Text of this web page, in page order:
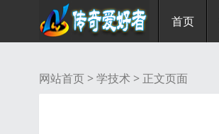
首页
网站首页 >学技术 > 正文页面